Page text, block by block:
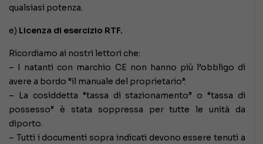
qualsiasi potenza.
e) Licenza di esercizio RTF.
Ricordiamo ai nostri lettori che:
– I natanti con marchio CE non hanno più l’obbligo di
avere a bordo “il manuale del proprietario”.
– La cosiddetta “tassa di stazionamento” o “tassa di
possesso” è stata soppressa per tutte le unità da
diporto.
– Tutti i documenti sopra indicati devono essere tenuti a